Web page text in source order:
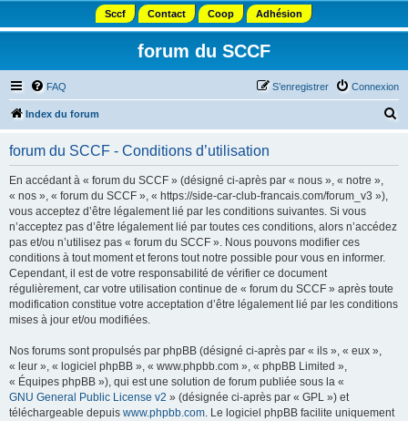
Sccf Contact Coop Adhésion
forum du SCCF
FAQ Connexion
S’enregistrer
Index du forum
forum du SCCF - Conditions d’utilisation
En accédant à « forum du SCCF » (désigné ci-après par « nous », « notre »,
« nos », « forum du SCCF », « https://side-car-club-francais.com/forum_v3 »),
vous acceptez d’être légalement lié par les conditions suivantes. Si vous
n’acceptez pas d’être légalement lié par toutes ces conditions, alors n’accédez
pas et/ou n’utilisez pas « forum du SCCF ». Nous pouvons modifier ces
conditions à tout moment et ferons tout notre possible pour vous en informer.
Cependant, il est de votre responsabilité de vérifier ce document
régulièrement, car votre utilisation continue de « forum du SCCF » après toute
modification constitue votre acceptation d’être légalement lié par les conditions
mises à jour et/ou modifiées.
Nos forums sont propulsés par phpBB (désigné ci-après par « ils », « eux »,
« leur », « logiciel phpBB », « www.phpbb.com », « phpBB Limited »,
« Équipes phpBB »), qui est une solution de forum publiée sous la «
GNU General Public License v2 » (désignée ci-après par « GPL ») et
téléchargeable depuis www.phpbb.com. Le logiciel phpBB facilite uniquement